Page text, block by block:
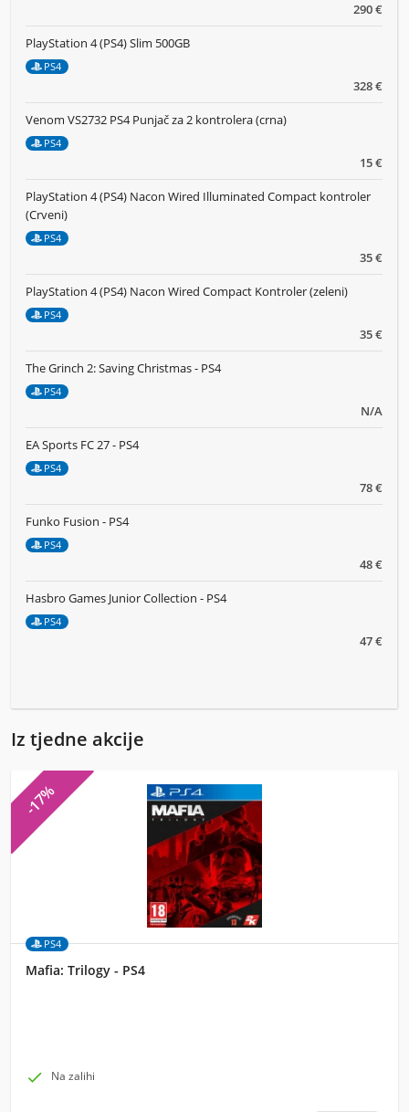
290 €
328 €
PlayStation 4 (PS4) Slim 500GB
PS4
15 €
Venom VS2732 PS4 Punjač za 2 kontrolera (crna)
PS4
35 €
PlayStation 4 (PS4) Nacon Wired Illuminated Compact kontroler
(Crveni)
PS4
35 €
PlayStation 4 (PS4) Nacon Wired Compact Kontroler (zeleni)
PS4
N/A
The Grinch 2: Saving Christmas - PS4
PS4
78 €
EA Sports FC 27 - PS4
PS4
48 €
Funko Fusion - PS4
PS4
47 €
Hasbro Games Junior Collection - PS4
PS4
Iz tjedne akcije
-17%
PS4
Mafia: Trilogy - PS4
 Na zalihi